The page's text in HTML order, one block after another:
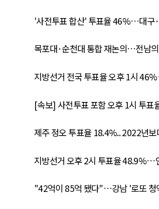
'사전투표 합산' 투표율 46%…대구
목포대·순천대 통합 재논의…전남
지방선거 전국 투표율 오후 1시
[속보] 사전투표 포함 오후 1시 투
제주 정오 투표율 18.4%.. 2022년
지방선거 오후 2시 투표율
"42억이 85억 됐다"…강남 '로또 청